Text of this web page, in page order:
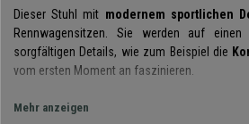
Dieser Stuhl mit modernem sportlichen
Rennwagensitzen. Sie werden auf
sorgfältigen Details, wie zum Beispiel die
vom ersten Moment an faszinieren.
Er zeichnet sich auch durch seinen hohen
Mehr anzeigen